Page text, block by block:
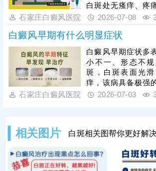
白斑处无瘙痒、疼
表面光滑，无脱屑
癜风具有极强的扩
积小、数量少，若
内会逐渐扩大、增
后形成瓷白色白斑
度，因此早期是治
机，此时皮肤黑色
轻，干预修复效果
身病情科学对症
石家庄白癜风医院 2026-07-08
白癜风早期有什么明显症状
白癜风早期症状多
小不一、形态不
斑，白斑表面光
痒，该病具备极强
斑面积小、数量少
黑素细胞尚未完全
色效果较佳，临床
光治疗，该方法
强、安全性高，可
石家庄白癜风医院 2026-07-03
相关图片 白斑相关图帮你更好解